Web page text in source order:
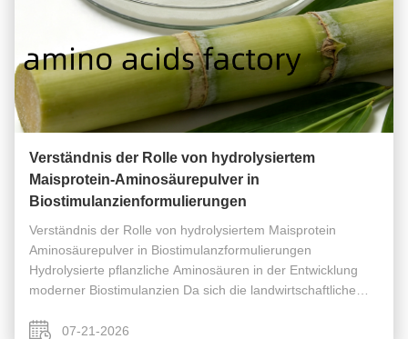
Verständnis der Rolle von hydrolysiertem
Maisprotein-Aminosäurepulver in
Biostimulanzienformulierungen
Verständnis der Rolle von hydrolysiertem Maisprotein
Aminosäurepulver in Biostimulanzformulierungen
Hydrolysierte pflanzliche Aminosäuren in der Entwicklung
moderner Biostimulanzien Da sich die landwirtschaftliche
nachhaltige Pflanzenbewirtsch...
07-21-2026